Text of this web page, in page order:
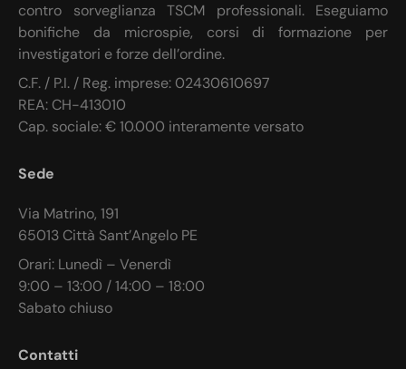
contro sorveglianza TSCM professionali. Eseguiamo
bonifiche da microspie, corsi di formazione per
investigatori e forze dell’ordine.
C.F. / P.I. / Reg. imprese: 02430610697
REA: CH-413010
Cap. sociale: € 10.000 interamente versato
Sede
Via Matrino, 191
65013 Città Sant’Angelo PE
Orari: Lunedì – Venerdì
9:00 – 13:00 / 14:00 – 18:00
Sabato chiuso
Contatti